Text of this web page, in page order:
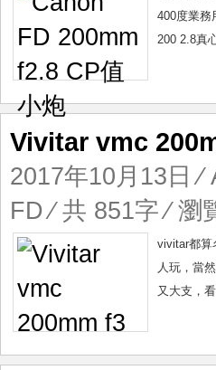
400度業務
200 2.8真
Vivitar vmc
2017年10月13日 ⁄
FD⁄ 共 851字 ⁄
vivitar都算
人玩，當
又大支，